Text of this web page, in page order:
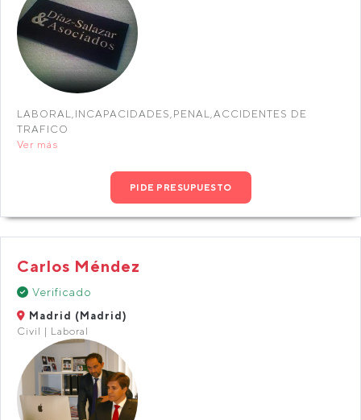
LABORAL,INCAPACIDADES,PENAL,ACCIDENTES DE
TRAFICO
Ver más
PIDE PRESUPUESTO
Carlos Méndez
Verificado
Madrid (Madrid)
Civil | Laboral